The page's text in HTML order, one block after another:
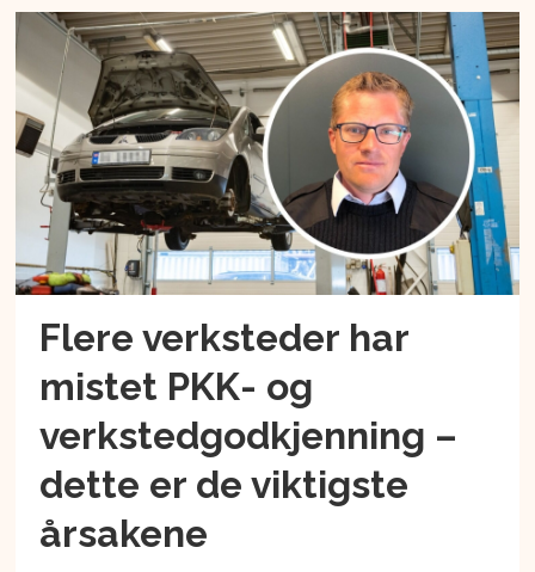
Flere verksteder har
mistet PKK- og
verkstedgodkjenning –
dette er de viktigste
årsakene